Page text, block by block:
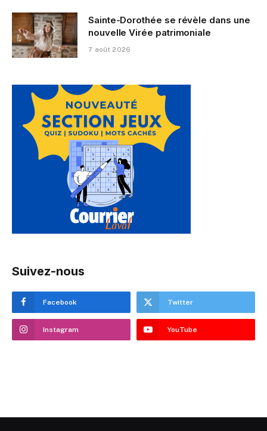
Sainte-Dorothée se révèle dans une
nouvelle Virée patrimoniale
7 août 2026
Suivez-nous
Facebook Twitter
Instagram YouTube